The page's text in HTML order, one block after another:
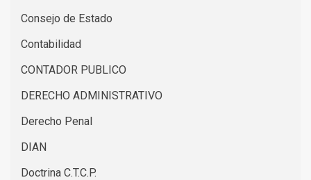
Consejo de Estado
Contabilidad
CONTADOR PUBLICO
DERECHO ADMINISTRATIVO
Derecho Penal
DIAN
Doctrina C.T.C.P.